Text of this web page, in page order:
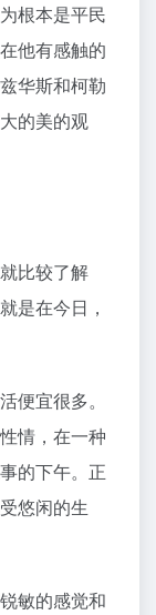
根本是平民
他有感触的
华斯和柯勒
的美的观
比较了解
是在今日，
便宜很多。
情，在一种
的下午。正
悠闲的生
敏的感觉和